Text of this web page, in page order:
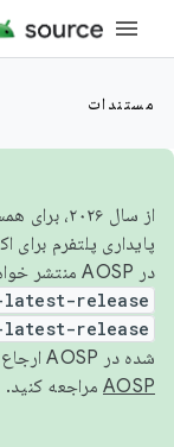
مستندات
از سال
پایداری پلتفرم
در AOSP منتشر خواهیم کرد. برای ساخت و مشارکت در AOSP،
latest-release
latest-release
شده در AOSP ارجاع می‌دهد. برای اطلاعات بیشتر، به
AOSP مراجعه کنید.